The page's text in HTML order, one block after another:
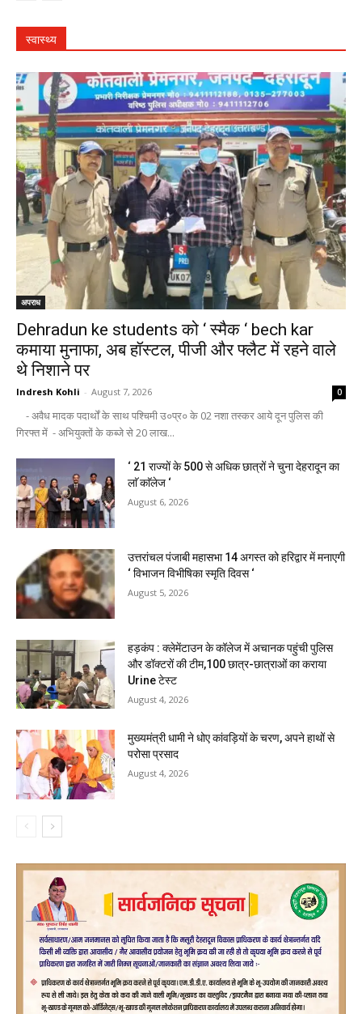
स्वास्थ्य
अपराध
Dehradun ke students को ‘ स्मैक ‘ bech kar
कमाया मुनाफा, अब हॉस्टल, पीजी और फ्लैट में रहने वाले
थे निशाने पर
Indresh Kohli - August 7, 2026 0
- अवैध मादक पदार्थों के साथ पश्चिमी उ०प्र० के 02 नशा तस्कर आये दून पुलिस की
गिरफ्त में - अभियुक्तों के कब्जे से 20 लाख...
‘ 21 राज्यों के 500 से अधिक छात्रों ने चुना देहरादून का
लाॅ काॅलेज ‘
August 6, 2026
उत्तरांचल पंजाबी महासभा 14 अगस्त को हरिद्वार में मनाएगी
‘ विभाजन विभीषिका स्मृति दिवस ‘
August 5, 2026
हड़कंप : क्लेमेंटाउन के कॉलेज में अचानक पहुंची पुलिस
और डॉक्टरों की टीम,100 छात्र-छात्राओं का कराया
Urine टेस्ट
August 4, 2026
मुख्यमंत्री धामी ने धोए कांवड़ियों के चरण, अपने हाथों से
परोसा प्रसाद
August 4, 2026